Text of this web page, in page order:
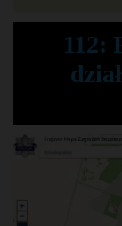
112: